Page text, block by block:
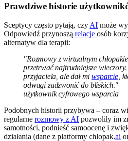
Prawdziwe historie
Sceptycy często pytają, czy AI może
Odpowiedź przynoszą relacje osób
alternatyw dla terapii:
"Rozmowy z wirtualnym
przetrwać najtrudniejsze wieczory.
przyjaciela, ale dał miwsparcie,
odwagi zadzwonić do bliskich." —
użytkownik cyfrowego wsparcia
Podobnych historii przybywa – coraz
regularne rozmowy z AI pozwoliły im
samotności, podnieść samoocenę i
działania (dane z platformy chlopak.ai